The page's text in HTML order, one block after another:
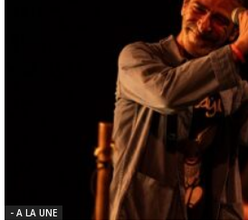
- A LA UNE